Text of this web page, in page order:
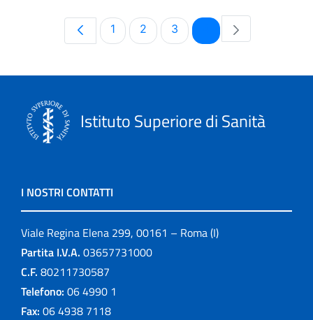
Pagina
1 Pagina
2 Pagina
3 Pagina
Istituto Superiore di Sanità
I NOSTRI CONTATTI
Viale Regina Elena 299, 00161 – Roma (I)
Partita I.V.A. 03657731000
C.F. 80211730587
Telefono: 06 4990 1
Fax: 06 4938 7118